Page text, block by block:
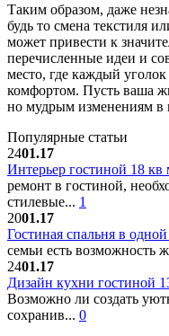
Таким образом, даже
будь то смена текстиля
может привести к
перечисленные идеи и
место, где каждый
комфортом. Пусть ваша
но мудрым изменениям в
Популярные статьи
2401.17
Интерьер гостиной 18
ремонт в гостиной,
стилевые... 1
2001.17
Гостиная спальня в
семьи есть возможность
2401.17
Дизайн кухни гостиной
Возможно ли создать
сохранив... 0